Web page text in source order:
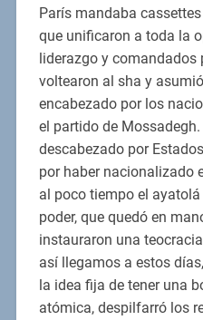
París mandaba
que unificaron a toda la
liderazgo y comandados
voltearon al sha y
encabezado por los
el partido de
descabezado por
por haber nacionalizado
al poco tiempo el
poder, que quedó en
instauraron una
así llegamos a estos
la idea fija de tener una
atómica, despilfarró los